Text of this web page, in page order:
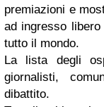
premiazioni e
ad ingresso
tutto il mondo.
La lista degli
giornalisti,
dibattito.